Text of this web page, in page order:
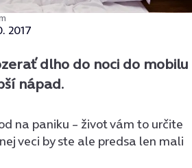
2017
dlho do noci do mobilu
nápad.
na paniku – život vám to určite
veci by ste ale predsa len mali